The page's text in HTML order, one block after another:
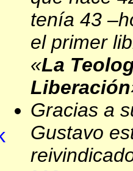
tenía 43
el primer
«La
Gracias a
Gustavo